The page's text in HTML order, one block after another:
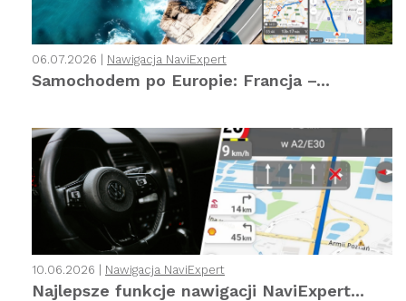
06.07.2026 | Nawigacja NaviExpert
Samochodem po Europie: Francja –...
10.06.2026 | Nawigacja NaviExpert
Najlepsze funkcje nawigacji NaviExpert...